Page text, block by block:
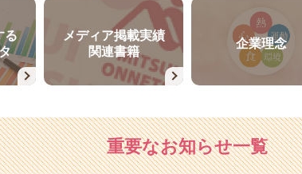
る
メディア掲載実績
関連書籍
企業理念
重要なお知らせ一覧